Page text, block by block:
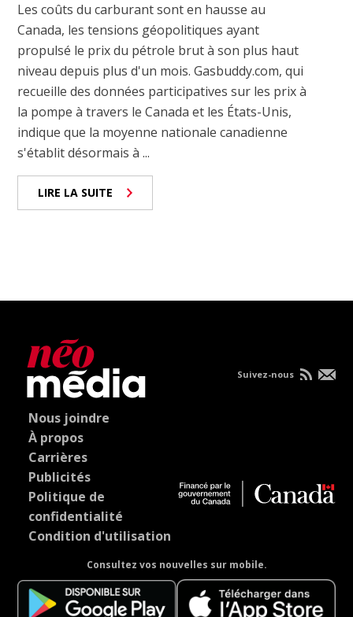
Les coûts du carburant sont en hausse au
Canada, les tensions géopolitiques ayant
propulsé le prix du pétrole brut à son plus haut
niveau depuis plus d'un mois. Gasbuddy.com, qui
recueille des données participatives sur les prix à
la pompe à travers le Canada et les États-Unis,
indique que la moyenne nationale canadienne
s'établit désormais à ...
LIRE LA SUITE
Nous joindre
À propos
Carrières
Publicités
Politique de
confidentialité
Condition d'utilisation
Consultez vos nouvelles sur mobile.
Suivez-nous